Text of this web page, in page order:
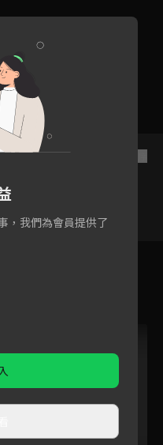
，我們為會員提供了